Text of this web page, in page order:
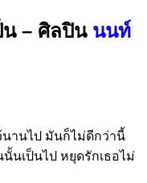
น – ศิลปิน นนท์
นานไป มันก็ไม่ดีกว่านี้
นั้นเป็นไป หยุดรักเธอไม่